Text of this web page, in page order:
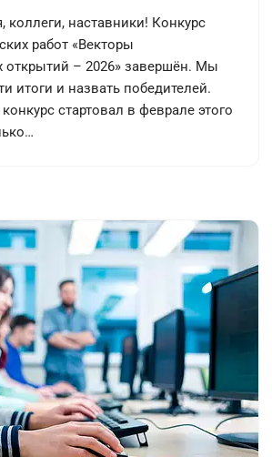
коллеги, наставники! Конкурс
работ «Векторы
открытий – 2026» завершён. Мы
итоги и назвать победителей.
стартовал в феврале этого